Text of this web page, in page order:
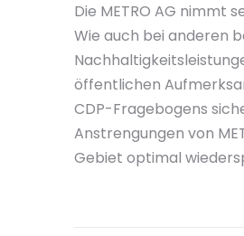
Die METRO AG nimmt
Wie auch bei anderen
öffentlichen
CDP-Fragebogens
Anstrengungen von
Gebiet optimal